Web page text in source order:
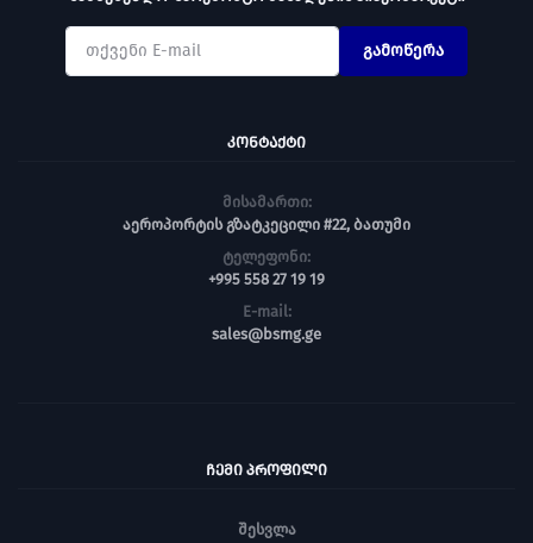
გამოწერა
ᲙᲝᲜᲢᲐᲥᲢᲘ
მისამართი:
აეროპორტის გზატკეცილი #22, ბათუმი
ტელეფონი:
+995 558 27 19 19
E-mail:
sales@bsmg.ge
ᲩᲔᲛᲘ ᲞᲠᲝᲤᲘᲚᲘ
შესვლა